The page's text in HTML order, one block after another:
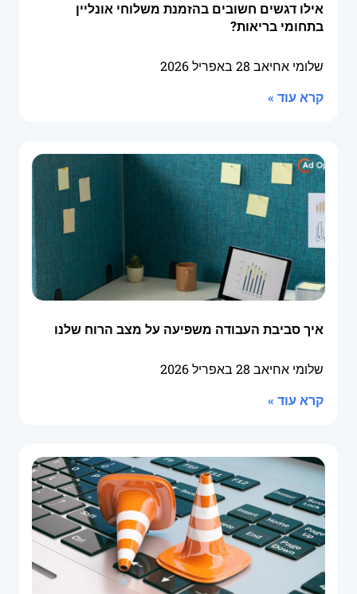
אילו דגשים חשובים בהזמנת משלוחי אונליין
בתחומי בריאות?
שלומי אחיאב 28 באפריל 2026
קרא עוד »
איך סביבת העבודה משפיעה על מצב הרוח שלנו
שלומי אחיאב 28 באפריל 2026
קרא עוד »